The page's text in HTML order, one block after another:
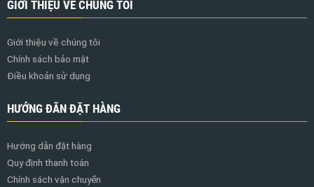
GIỚI THIỆU VỀ CHÚNG TÔI
Giới thiệu về chúng tôi
Chính sách bảo mật
Điều khoản sử dụng
HƯỚNG ĐÃN ĐẶT HÀNG
Hướng dẫn đặt hàng
Quy định thanh toán
Chính sách vận chuyển